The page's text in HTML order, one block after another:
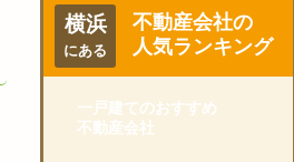
横浜
にある
不動産会社の
人気ランキング
一戸建てのおすすめ
不動産会社